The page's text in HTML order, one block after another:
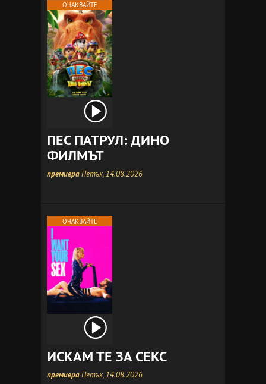
ОЧАКВАЙТЕ
ПЕС ПАТРУЛ: ДИНО
ФИЛМЪТ
премиераПетък, 14.08.2026
ОЧАКВАЙТЕ
ИСКАМ ТЕ ЗА СЕКС
премиераПетък, 14.08.2026